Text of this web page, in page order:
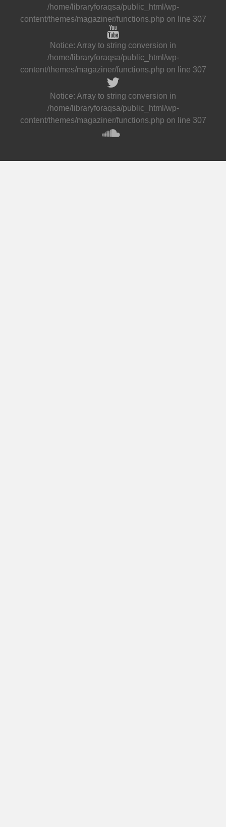
/home/libraryforaqsa/public_html/wp-
content/themes/magaziner/functions.php on line 307
Notice: Array to string conversion in
/home/libraryforaqsa/public_html/wp-
content/themes/magaziner/functions.php on line 307
Notice: Array to string conversion in
/home/libraryforaqsa/public_html/wp-
content/themes/magaziner/functions.php on line 307